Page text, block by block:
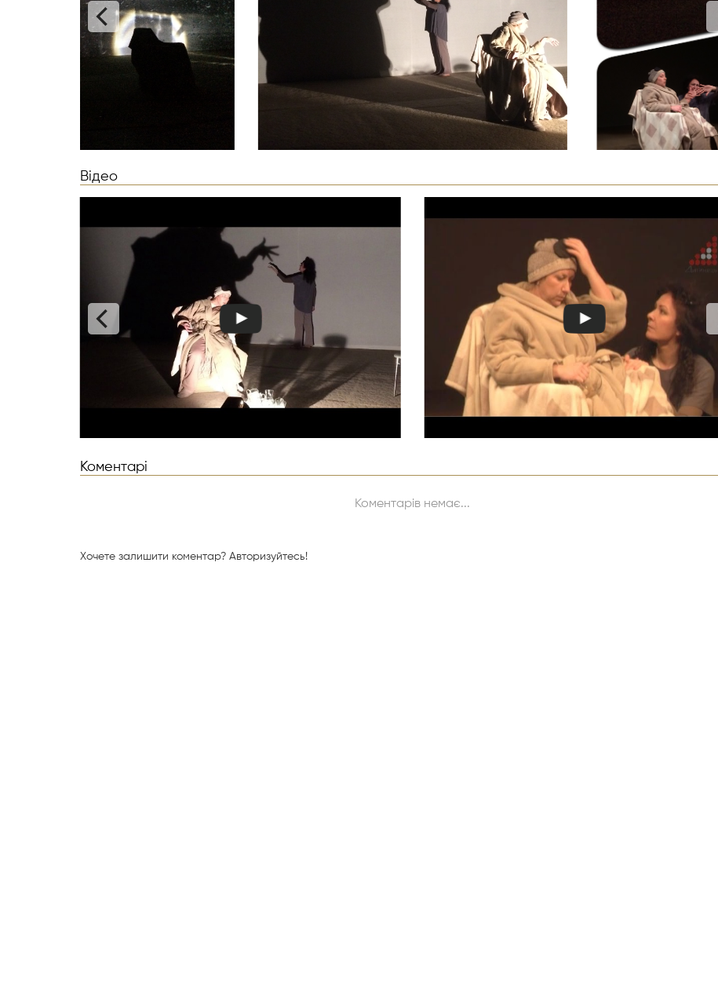
Відео
Коментарі
Коментарів немає...
Хочете залишити коментар? Авторизуйтесь!